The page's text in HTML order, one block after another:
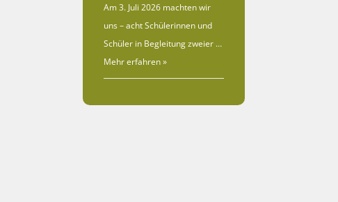
Am 3. Juli 2026 machten wir
uns – acht Schülerinnen und
Schüler in Begleitung zweier …
Mehr erfahren »